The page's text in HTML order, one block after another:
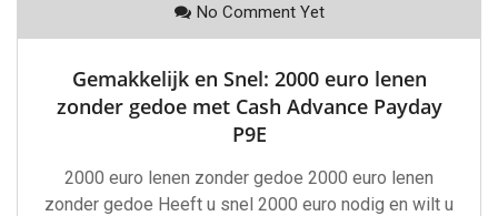
No Comment Yet
Gemakkelijk en Snel: 2000 euro lenen
zonder gedoe met Cash Advance Payday
P9E
2000 euro lenen zonder gedoe 2000 euro lenen
zonder gedoe Heeft u snel 2000 euro nodig en wilt u